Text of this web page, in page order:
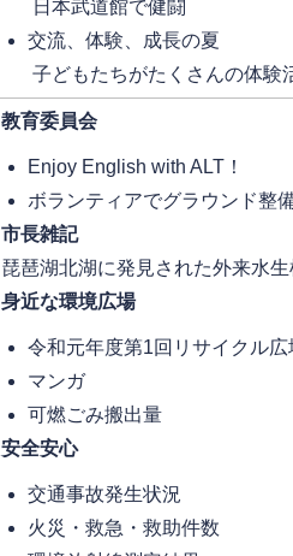
日本武道館で健闘
交流、体験、成長の夏
子どもたちがたくさんの体験
教育委員会
Enjoy English with ALT！
ボランティアでグラウンド整
市長雑記
琵琶湖北湖に発見された外来水
身近な環境広場
令和元年度第1回リサイクル広
マンガ
可燃ごみ搬出量
安全安心
交通事故発生状況
火災・救急・救助件数